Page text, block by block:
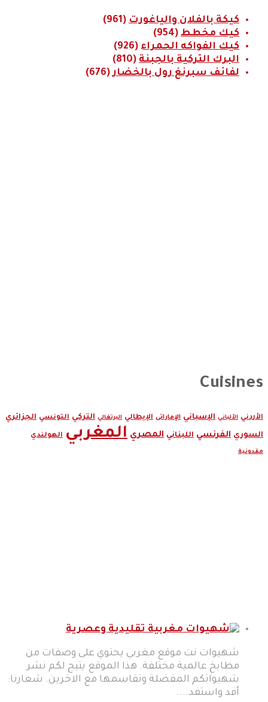
كيكة بالفلان والياغورت (961)
كيك مخطط (954)
كيك الفواكه الحمراء (926)
البرك التركية بالجبنة (810)
لفائف سبرنغ رول بالخضار(676)
Cuisines
الأردني الألباني الإسباني الإماراتى الإيطالي البرتغالي التركي التونسي الجزائري
السوري الفرنسي اللبناني المصري المغربي الهولندي
مقدونية
شهيوات نت موقع مغربي يحتوي على وصفات من
مطابخ عالمية مختلفة. هذا الموقع يتيح لكم نشر
شهيواتكم المفضلة وتقاسمها مع الاخرين. شعارنا:
أفد واستفد....